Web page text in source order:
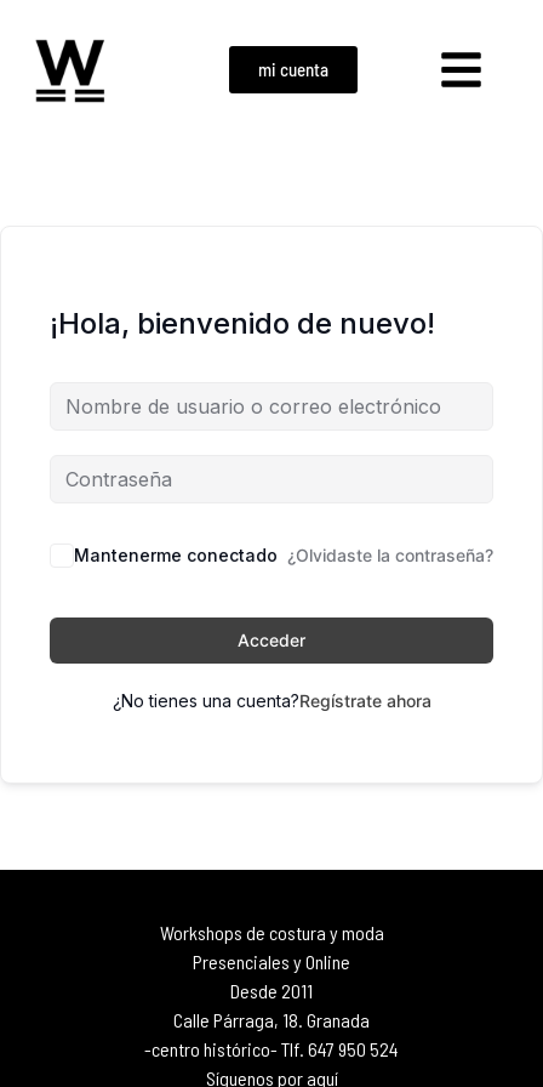
mi cuenta
¡Hola, bienvenido de nuevo!
Mantenerme conectado ¿Olvidaste la contraseña?
Acceder
¿No tienes una cuenta?Regístrate ahora
Workshops de costura y moda
Presenciales y Online
Desde 2011
Calle Párraga, 18. Granada
-centro histórico- Tlf. 647 950 524
Síguenos por aquí